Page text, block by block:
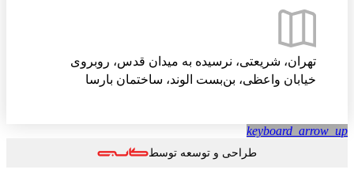
تهران، شریعتی، نرسیده به میدان قدس، روبروی
خیابان واعظی، بن‌بست الوند، ساختمان بارسا
طراحی و توسعه توسط